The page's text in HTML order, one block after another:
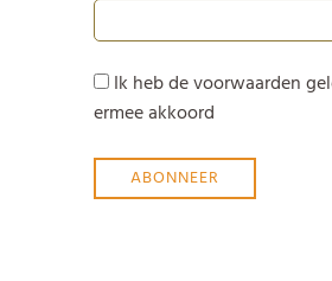
Ik heb de voorwaarden
ermee akkoord